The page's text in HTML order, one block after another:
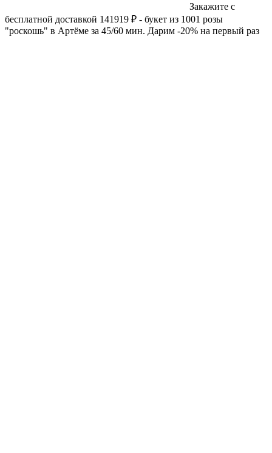
Закажите с
бесплатной доставкой 141919 ₽ - букет из 1001 розы
"роскошь" в Артёме за 45/60 мин. Дарим -20% на первый раз